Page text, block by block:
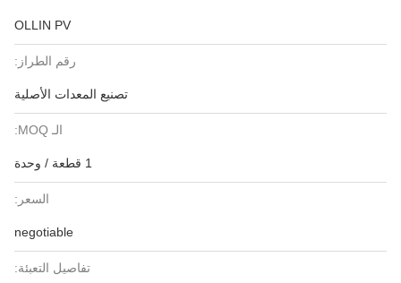
OLLIN PV
رقم الطراز:
تصنيع المعدات الأصلية
الـ MOQ:
1 قطعة / وحدة
السعر:
negotiable
تفاصيل التعبئة: